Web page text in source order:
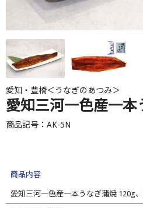
愛知・豊橋＜うなぎのあつみ＞
愛知三河一色産一本
商品記号：AK-5N
商品内容
愛知三河一色産一本うなぎ蒲焼 120g